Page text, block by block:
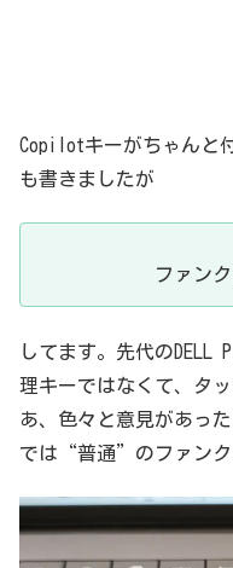
Copilotキーがちゃんと
も書きましたが
ファン
してます。先代のDELL
理キーではなくて、タ
あ、色々と意見があっ
では“普通”のファンク